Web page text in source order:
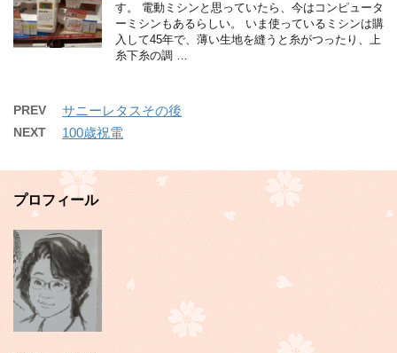
す。 電動ミシンと思っていたら、今はコンピュータ
ーミシンもあるらしい。 いま使っているミシンは購
入して45年で、薄い生地を縫うと糸がつったり、上
糸下糸の調 …
PREV サニーレタスその後
NEXT 100歳祝電
プロフィール